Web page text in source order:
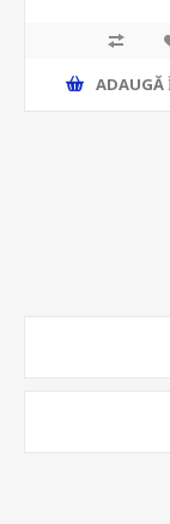
ADAUGĂ